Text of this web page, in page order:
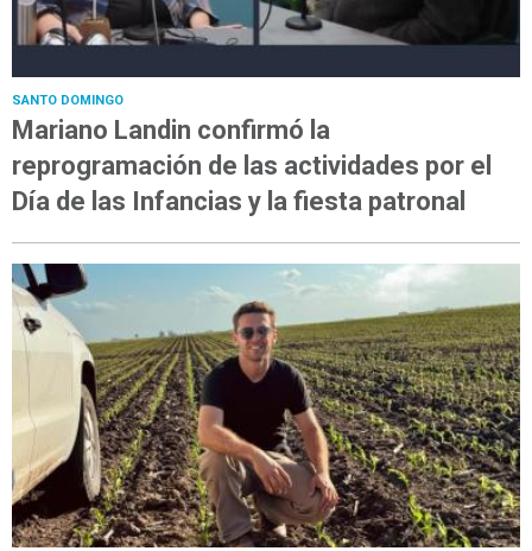
SANTO DOMINGO
Mariano Landin confirmó la
reprogramación de las actividades por el
Día de las Infancias y la fiesta patronal